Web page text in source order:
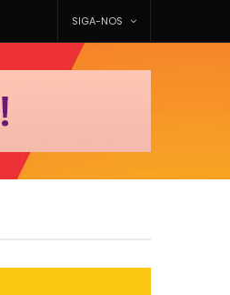
SIGA-NOS